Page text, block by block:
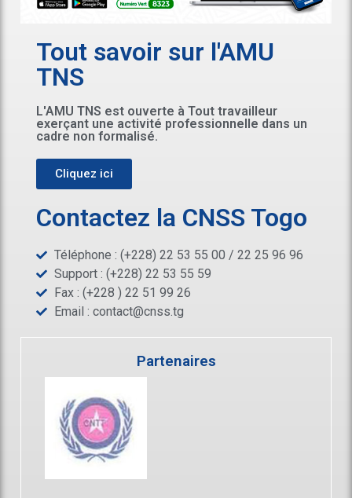
Tout savoir sur l'AMU
TNS
L'AMU TNS est ouverte à Tout travailleur
exerçant une activité professionnelle dans un
cadre non formalisé.
Cliquez ici
Contactez la CNSS Togo
Téléphone : (+228) 22 53 55 00 / 22 25 96 96
Support : (+228) 22 53 55 59
Fax : (+228 ) 22 51 99 26
Email : contact@cnss.tg
Partenaires